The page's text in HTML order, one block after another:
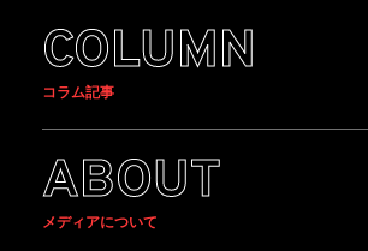
COLUMN
コラム記事
ABOUT
メディアについて